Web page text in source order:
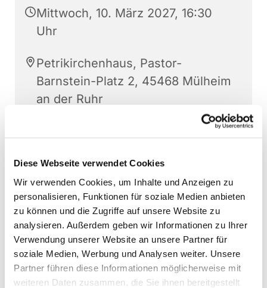
Diese Webseite verwendet Cookies
Wir verwenden Cookies, um Inhalte und Anzeigen zu
personalisieren, Funktionen für soziale Medien anbieten
zu können und die Zugriffe auf unsere Website zu
analysieren. Außerdem geben wir Informationen zu Ihrer
Verwendung unserer Website an unsere Partner für
soziale Medien, Werbung und Analysen weiter. Unsere
Partner führen diese Informationen möglicherweise mit
weiteren Daten zusammen, die Sie ihnen bereitgestellt
Mittwoch, 10. März 2027, 16:30
Uhr
Petrikirchenhaus, Pastor-
Barnstein-Platz 2, 45468 Mülheim
an der Ruhr